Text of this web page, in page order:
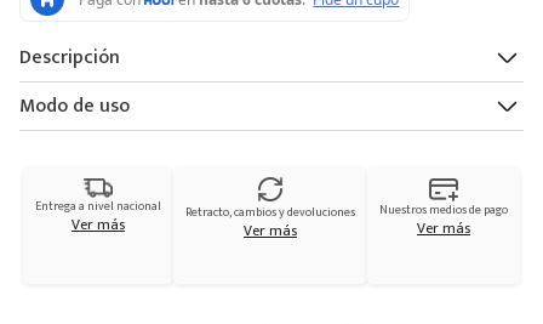
Descripción
Modo de uso
Entrega a nivel nacional
Ver más Retracto, cambios y devoluciones
Ver más
Nuestros medios de pago
Ver más